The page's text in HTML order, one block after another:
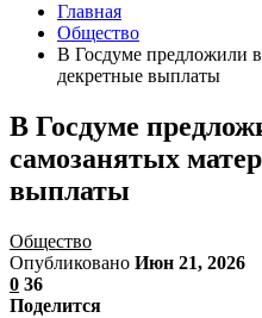
Главная
Общество
В Госдуме предложили
декретные выплаты
В Госдуме
самозанятых
выплаты
Общество
Опубликовано Июн 21, 2026
0 36
Поделится